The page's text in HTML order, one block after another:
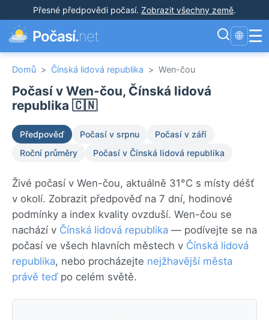
Přesné předpovědi počasí. Zobrazit všechny země.
Počasí.net 🌐 ☰
Domů > Čínská lidová republika > Wen-čou
Počasí v Wen-čou, Čínská lidová
republika 🇨🇳
Předpověď Počasí v srpnu
Počasí v září
Roční průměry
Počasí v Čínská lidová republika
Živé počasí v Wen-čou, aktuálně 31°C s místy déšť
v okolí. Zobrazit předpověď na 7 dní, hodinové
podmínky a index kvality ovzduší. Wen-čou se
nachází v Čínská lidová republika — podívejte se na
počasí ve všech hlavních městech v Čínská lidová
republika, nebo procházejte nejžhavější města
právě teďpo celém světě.